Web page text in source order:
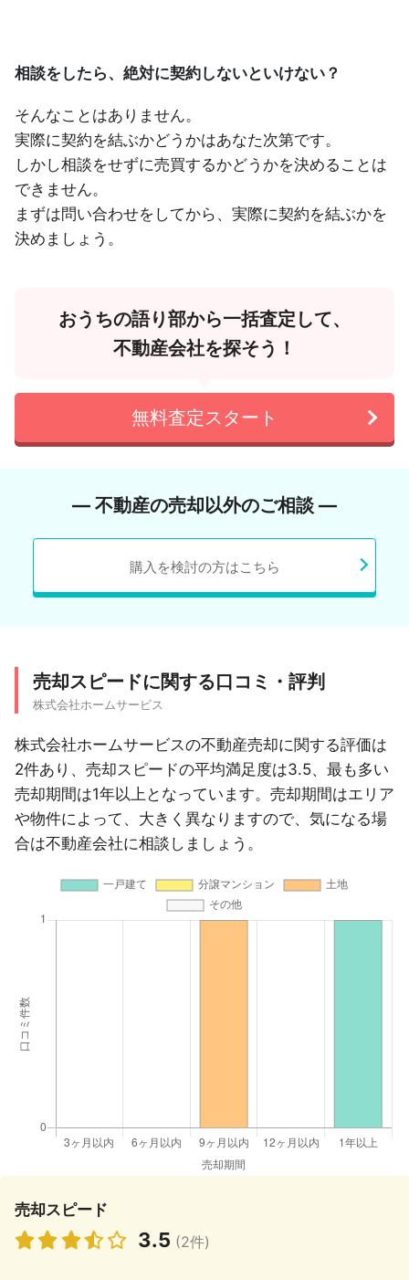
相談をしたら、絶対に契約しないといけない？
そんなことはありません。
実際に契約を結ぶかどうかはあなた次第です。
しかし相談をせずに売買するかどうかを決めることは
できません。
まずは問い合わせをしてから、実際に契約を結ぶかを
決めましょう。
おうちの語り部から一括査定して、
不動産会社を探そう！
無料査定スタート
― 不動産の売却以外のご相談 ―
購入を検討の方はこちら
売却スピードに関する口コミ・評判
株式会社ホームサービス
株式会社ホームサービスの不動産売却に関する評価は
2件あり、売却スピードの平均満足度は3.5、最も多い
売却期間は1年以上となっています。売却期間はエリア
や物件によって、大きく異なりますので、気になる場
合は不動産会社に相談しましょう。
売却スピード
3.5 (2件)